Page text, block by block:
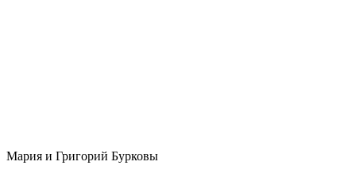
Мария и Григорий Бурковы